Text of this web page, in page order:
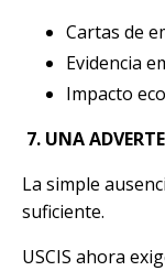
Cartas de
Evidencia
Impacto
7. UNA
La simple
suficiente.
USCIS ahora